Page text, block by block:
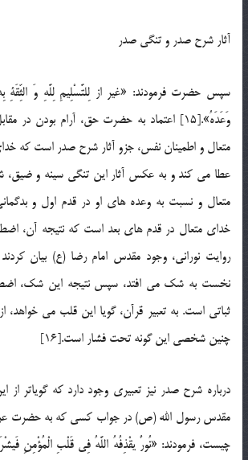
آثار شرح صدر و تنگی صدر
سپس حضرت فرمودند: «غیر از لِلتَّسْلِیمِ لِلَّهِ وَ الثِّقَةِ
وَعَدَهُ».[15] اعتماد به حضرت حق، آرام بودن
متعال و اطمینان نفس، جزو آثار شرح صدر است كه
عطا می کند و به عكس آثار این تنگی سینه و
متعال و نسبت به وعده های او در قدم اول و
خدای متعال در قدم های بعد است كه نتیجه آن،
روایت نورانی، وجود مقدس امام رضا (ع) بیان
نخست به شك می افتد، سپس نتیجه این شك،
ثباتی است. به تعبیر قرآن، گویا این قلب می خواهد،
چنین شخصی این گونه تحت فشار است.[16]
درباره شرح صدر نیز تعبیری وجود دارد كه گویاتر از
مقدس رسول الله (ص) در جواب كسی كه به حضرت
چیست، فرمودند: «نُورٌ یقْذِفُهُ اللَّهُ فِی قَلْبِ الْمُؤْمِنِ